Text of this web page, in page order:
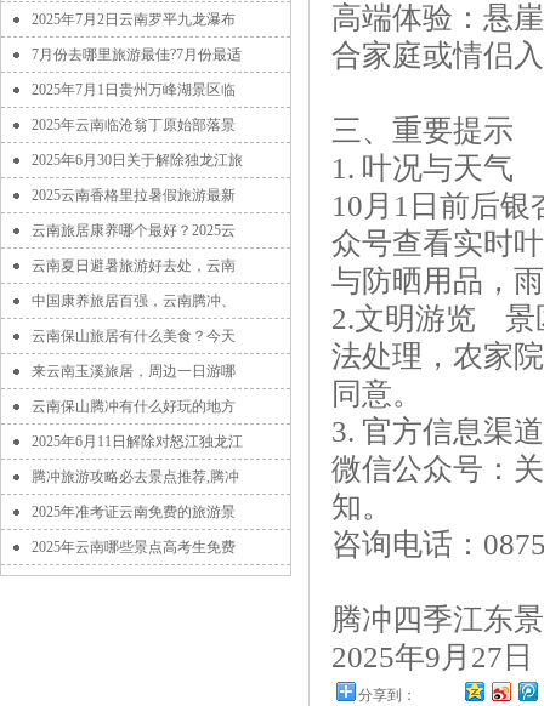
2025年7月2日云南罗平九龙瀑布
7月份去哪里旅游最佳?7月份最适
2025年7月1日贵州万峰湖景区临
2025年云南临沧翁丁原始部落景
2025年6月30日关于解除独龙江旅
2025云南香格里拉暑假旅游最新
云南旅居康养哪个最好？2025云
云南夏日避暑旅游好去处，云南
中国康养旅居百强，云南腾冲、
云南保山旅居有什么美食？今天
来云南玉溪旅居，周边一日游哪
云南保山腾冲有什么好玩的地方
2025年6月11日解除对怒江独龙江
腾冲旅游攻略必去景点推荐,腾冲
2025年准考证云南免费的旅游景
2025年云南哪些景点高考生免费
高端体验：悬
合家庭或情侣
三、重要提示
1. 叶况与天气
10月1日前后银
众号查看实时
与防晒用品，
2.文明游览 景
法处理，农家
同意。
3. 官方信息渠道
微信公众号：
知。
咨询电话：
腾冲四季江东
2025年9月27日
分享到：